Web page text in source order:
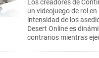
Los creadores de
un videojuego de rol
intensidad de los
Desert Online es
contrarios mientras